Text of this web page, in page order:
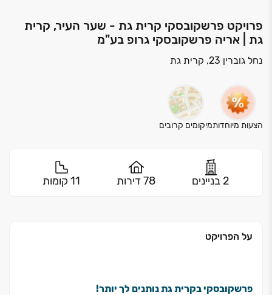
פרויקט פרשקובסקי קרית גת - שער העיר, קרית
גת | אריה פרשקובסקי גרופ בע"מ
נחל גוברין 23, קרית גת
הצעות מיוחדותמיקומים קרובים
2 בניינים 78 דירות 11 קומות
על הפרויקט
פרשקובסקי בקרית גת נותנים לך יותר!